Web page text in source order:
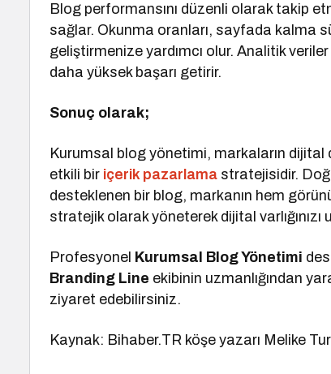
Blog performansını düzenli olarak takip
sağlar. Okunma oranları, sayfada kalma
geliştirmenize yardımcı olur. Analitik
daha yüksek başarı getirir.
Sonuç olarak;
Kurumsal blog yönetimi, markaların
etkili bir içerik pazarlama stratejisidir.
desteklenen bir blog, markanın hem
stratejik olarak yöneterek dijital
Profesyonel Kurumsal Blog Yönetimi
Branding Line ekibinin uzmanlığından
ziyaret edebilirsiniz.
Kaynak: Bihaber.TR köşe yazarı Melike